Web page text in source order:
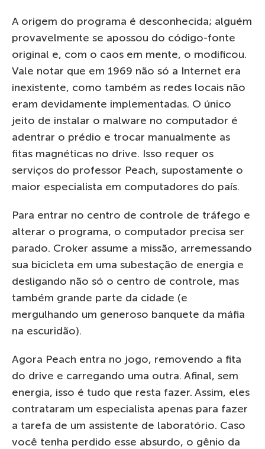
A origem do programa é desconhecida; alguém
provavelmente se apossou do código-fonte
original e, com o caos em mente, o modificou.
Vale notar que em 1969 não só a Internet era
inexistente, como também as redes locais não
eram devidamente implementadas. O único
jeito de instalar o malware no computador é
adentrar o prédio e trocar manualmente as
fitas magnéticas no drive. Isso requer os
serviços do professor Peach, supostamente o
maior especialista em computadores do país.
Para entrar no centro de controle de tráfego e
alterar o programa, o computador precisa ser
parado. Croker assume a missão, arremessando
sua bicicleta em uma subestação de energia e
desligando não só o centro de controle, mas
também grande parte da cidade (e
mergulhando um generoso banquete da máfia
na escuridão).
Agora Peach entra no jogo, removendo a fita
do drive e carregando uma outra. Afinal, sem
energia, isso é tudo que resta fazer. Assim, eles
contrataram um especialista apenas para fazer
a tarefa de um assistente de laboratório. Caso
você tenha perdido esse absurdo, o gênio da